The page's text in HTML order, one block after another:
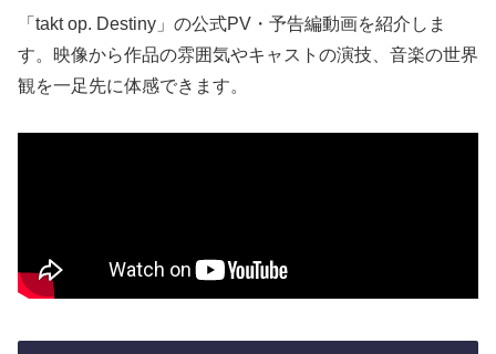
「takt op. Destiny」の公式PV・予告編動画を紹介しま
す。映像から作品の雰囲気やキャストの演技、音楽の世界
観を一足先に体感できます。